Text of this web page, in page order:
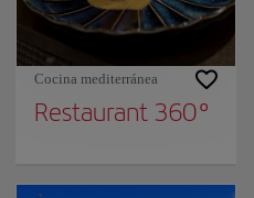
Cocina mediterránea
Restaurant 360°